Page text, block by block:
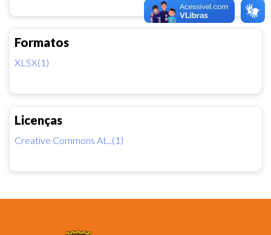
Formatos
XLSX(1)
Licenças
Creative Commons At...(1)